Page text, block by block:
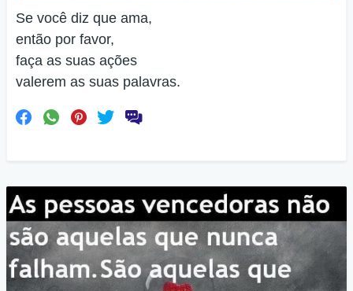
Se você diz que ama,
então por favor,
faça as suas ações
valerem as suas palavras.